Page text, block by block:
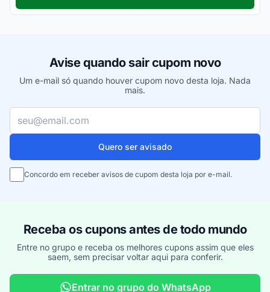
Avise quando sair cupom novo
Um e-mail só quando houver cupom novo desta loja. Nada
mais.
Seu e-mail
Quero ser avisado
Concordo em receber avisos de cupom desta loja por e-mail.
Receba os cupons antes de todo mundo
Entre no grupo e receba os melhores cupons assim que eles
saem, sem precisar voltar aqui para conferir.
Entrar no grupo do WhatsApp